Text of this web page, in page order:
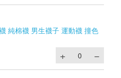
純棉襪 男生襪子 運動襪 撞色